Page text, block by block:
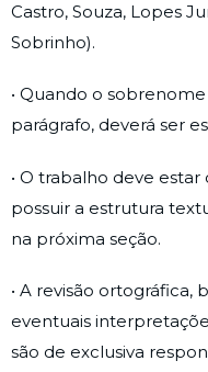
Castro, Souza, Lopes
Sobrinho).
• Quando o
parágrafo, deverá ser
• O trabalho deve
possuir a estrutura
na próxima seção.
• A revisão ortográfica,
eventuais
são de exclusiva